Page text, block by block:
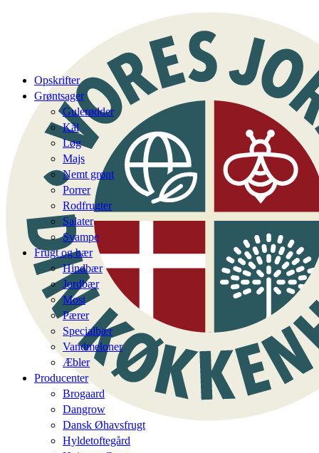
Opskrifter
Grøntsager
Gulerødder
Kål
Løg
Majs
Nemt grønt
Porrer
Rodfrugter
Salater
Svampe
Frugt og bær
Hindbær
Jordbær
Most
Pærer
Specialbær
Vandmeloner
Æbler
Producenter
Brogaard
Dangrow
Dansk Øhavsfrugt
Hyldetoftegård